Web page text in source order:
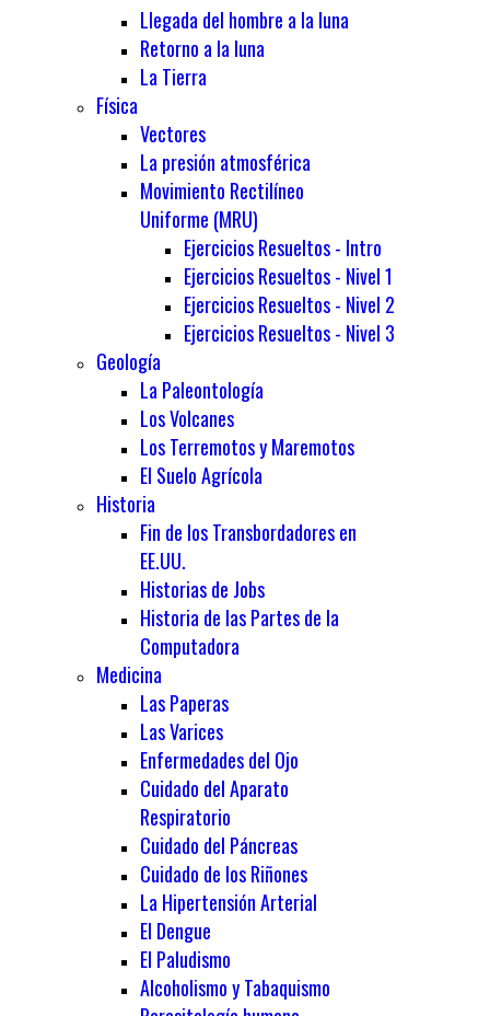
Llegada del hombre a la luna
Retorno a la luna
La Tierra
Física
Vectores
La presión atmosférica
Movimiento Rectilíneo
Uniforme (MRU)
Ejercicios Resueltos - Intro
Ejercicios Resueltos - Nivel 1
Ejercicios Resueltos - Nivel 2
Ejercicios Resueltos - Nivel 3
Geología
La Paleontología
Los Volcanes
Los Terremotos y Maremotos
El Suelo Agrícola
Historia
Fin de los Transbordadores en
EE.UU.
Historias de Jobs
Historia de las Partes de la
Computadora
Medicina
Las Paperas
Las Varices
Enfermedades del Ojo
Cuidado del Aparato
Respiratorio
Cuidado del Páncreas
Cuidado de los Riñones
La Hipertensión Arterial
El Dengue
El Paludismo
Alcoholismo y Tabaquismo